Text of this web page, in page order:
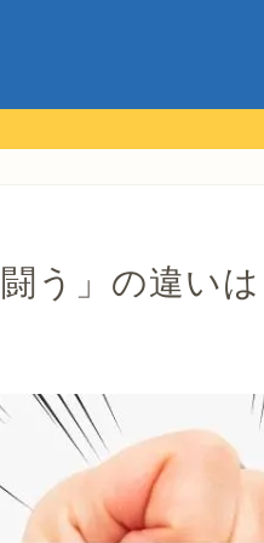
う」の違い